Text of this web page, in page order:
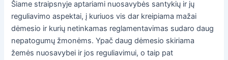
Šiame straipsnyje aptariami nuosavybės santykių ir jų
reguliavimo aspektai, į kuriuos vis dar kreipiama mažai
dėmesio ir kurių netinkamas reglamentavimas sudaro daug
nepatogumų žmonėms. Ypač daug dėmesio skiriama
žemės nuosavybei ir jos reguliavimui, o taip pat